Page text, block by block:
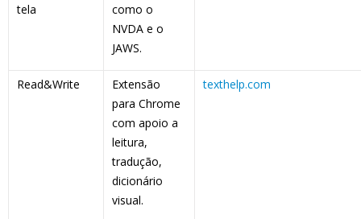
tela
como o
NVDA e o
JAWS.
Read&Write
Extensão
para Chrome
com apoio a
leitura,
tradução,
dicionário
visual.
texthelp.com